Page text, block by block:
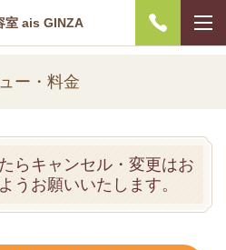
室 ais GINZA
ー・料金
らキャンセル・変更はお
うお願いいたします。